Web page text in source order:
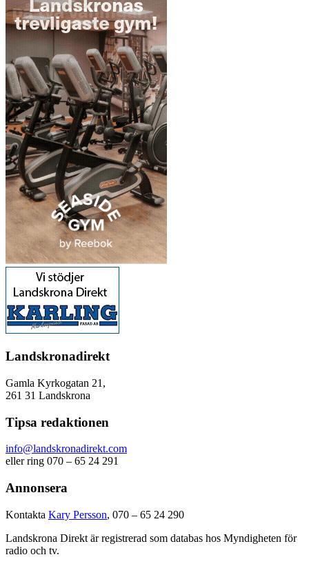
Landskronadirekt
Gamla Kyrkogatan 21,
261 31 Landskrona
Tipsa redaktionen
info@landskronadirekt.com
eller ring 070 – 65 24 291
Annonsera
Kontakta Kary Persson, 070 – 65 24 290
Landskrona Direkt är registrerad som databas hos Myndigheten för
radio och tv.